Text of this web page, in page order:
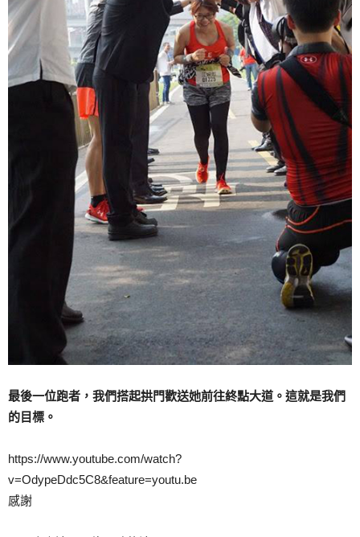
最後一位跑者，我們搭起拱門歡送她前往終點大道。這就是我們
的目標。
https://www.youtube.com/watch?
v=OdypeDdc5C8&feature=youtu.be
感謝